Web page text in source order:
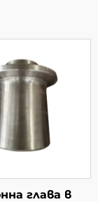
глава в